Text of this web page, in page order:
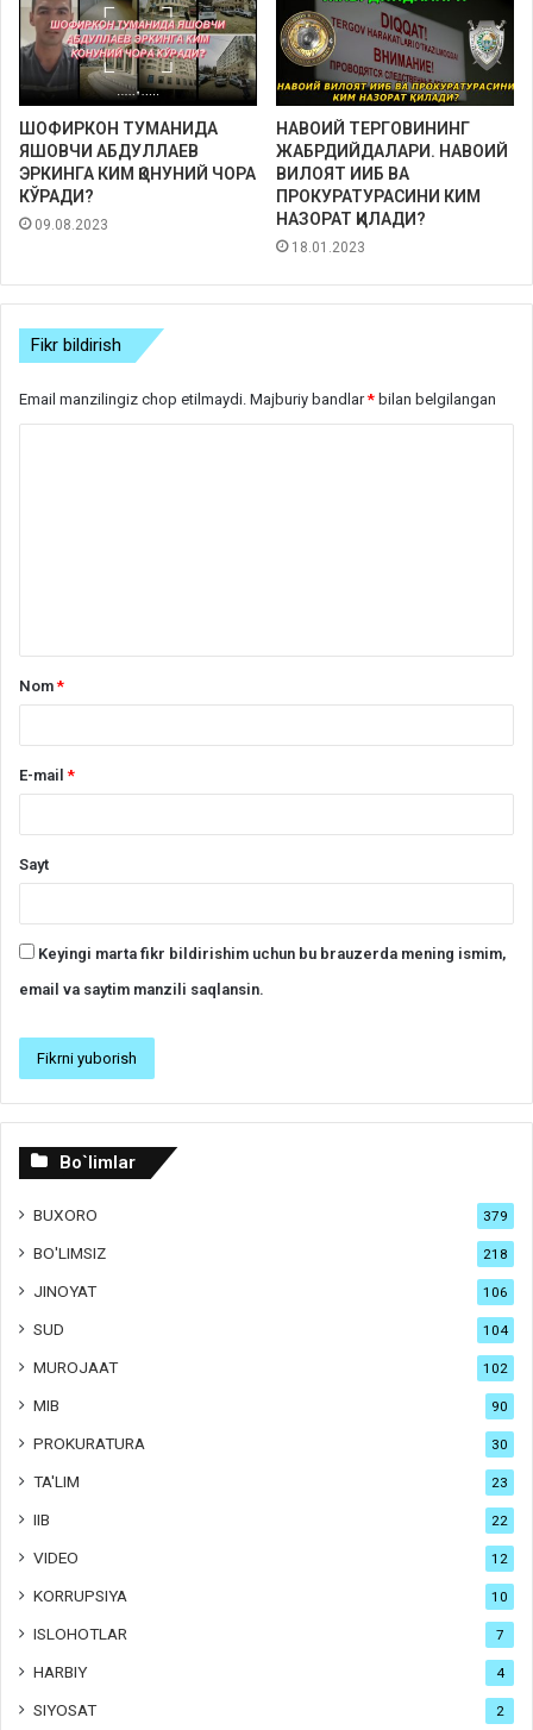
ШОФИРКОН ТУМАНИДА
ЯШОВЧИ АБДУЛЛАЕВ
ЭРКИНГА КИМ ҚОНУНИЙ ЧОРА
КЎРАДИ?
09.08.2023
НАВОИЙ ТЕРГОВИНИНГ
ЖАБРДИЙДАЛАРИ. НАВОИЙ
ВИЛОЯТ ИИБ ВА
ПРОКУРАТУРАСИНИ КИМ
НАЗОРАТ ҚИЛАДИ?
18.01.2023
Fikr bildirish
Email manzilingiz chop etilmaydi. Majburiy bandlar* bilan belgilangan
Nom*
E-mail*
Sayt
Keyingi marta fikr bildirishim uchun bu brauzerda mening ismim,
email va saytim manzili saqlansin.
Bo`limlar
BUXORO 379
BO'LIMSIZ 218
JINOYAT 106
SUD 104
MUROJAAT 102
MIB 90
PROKURATURA 30
TA'LIM 23
IIB 22
VIDEO 12
KORRUPSIYA 10
ISLOHOTLAR 7
HARBIY 4
SIYOSAT 2